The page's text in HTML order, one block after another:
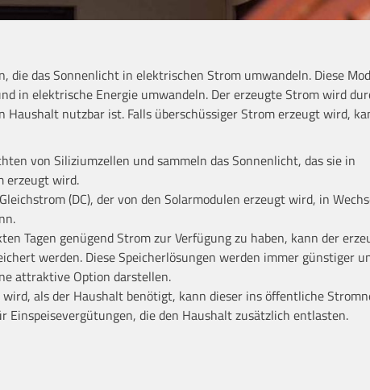
die das Sonnenlicht in elektrischen Strom umwandeln. Diese
in elektrische Energie umwandeln. Der erzeugte Strom wird
nutzbar ist. Falls überschüssiger Strom erzeugt wird,
von Siliziumzellen und sammeln das Sonnenlicht, das sie in
erzeugt wird.
(DC), der von den Solarmodulen erzeugt wird, in
Tagen genügend Strom zur Verfügung zu haben, kann der
werden. Diese Speicherlösungen werden immer günstiger
attraktive Option darstellen.
als der Haushalt benötigt, kann dieser ins öffentliche
Einspeisevergütungen, die den Haushalt zusätzlich entlasten.